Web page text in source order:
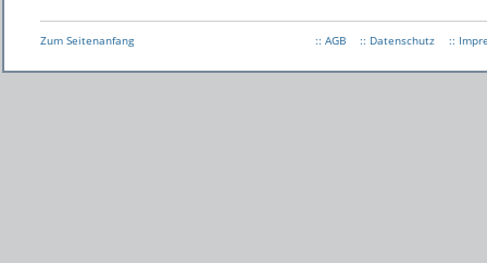
Zum Seitenanfang :: AGB :: Datenschutz ::